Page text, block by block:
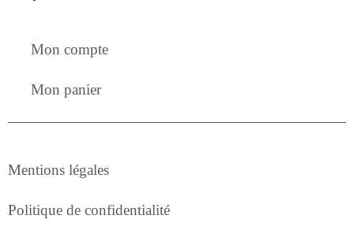
Mon compte
Mon panier
Mentions légales
Politique de confidentialité